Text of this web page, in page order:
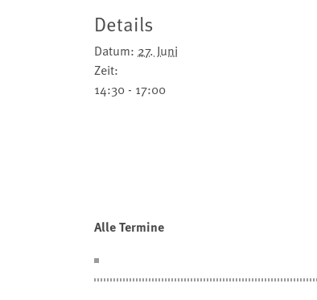
Details
Datum: 27. Juni
Zeit:
14:30 - 17:00
Alle Termine